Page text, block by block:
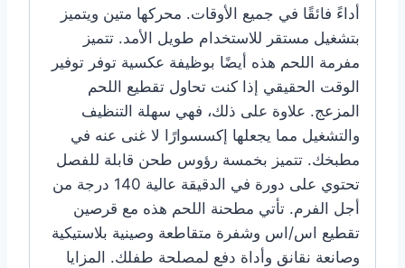
أداءً فائقًا في جميع الأوقات. محركها متين ويتميز
بتشغيل مستقر للاستخدام طويل الأمد. تتميز
مفرمة اللحم هذه أيضًا بوظيفة عكسية توفر توفير
الوقت الحقيقي إذا كنت تحاول تقطيع اللحم
المزعج. علاوة على ذلك، فهي سهلة التنظيف
والتشغيل مما يجعلها إكسسوارًا لا غنى عنه في
مطبخك. تتميز بخمسة رؤوس طحن قابلة للفصل
تحتوي على دورة في الدقيقة عالية 140 درجة من
أجل الفرم. تأتي مطحنة اللحم هذه مع قرصين
تقطيع اس/اس وشفرة متقاطعة وصينية بلاستيكية
وصانعة نقانق وأداة دفع لمصلحة طفلك. المزايا